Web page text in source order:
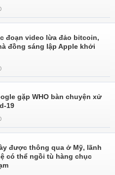
đoạn video lừa đảo bitcoin,
đồng sáng lập Apple khởi
gặp WHO bàn chuyện xử
19
được thông qua ở Mỹ, lãnh
có thể ngồi tù hàng chục